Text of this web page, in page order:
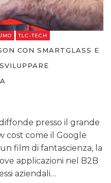
TLC-TECH
CON SMARTGLASS E
presso il grande
cost come il Google
film di fantascienza, la
applicazioni nel B2B
aziendali…